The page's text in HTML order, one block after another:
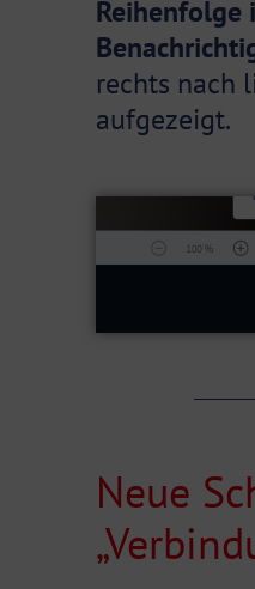
Reihenfolge
rechts nach
aufgezeigt.
Neue